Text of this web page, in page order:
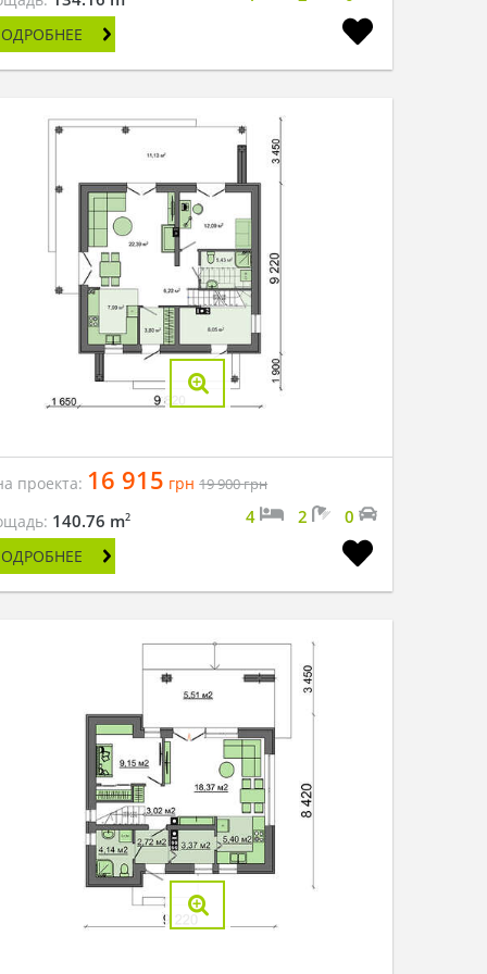
проекта: 16 915 грн 19 900грн
140.76 m2 4 2 0